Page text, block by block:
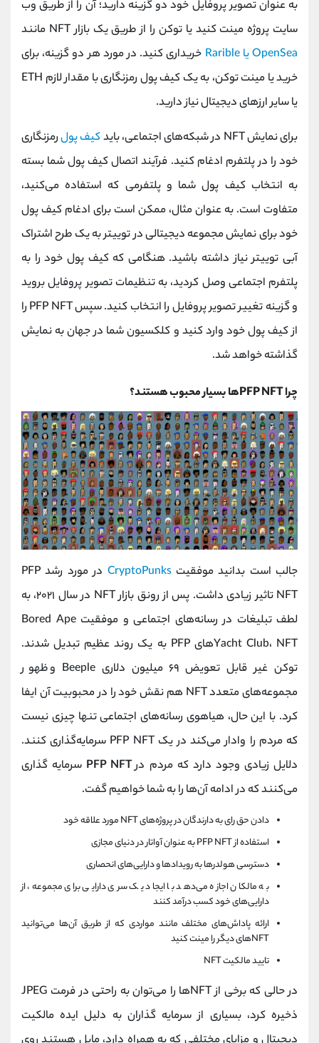
به عنوان تصویر پروفایل خود دو گزینه دارید؛ آن را از طریق وب
سایت پروژه مینت کنید یا توکن را از طریق یک بازار NFT مانند
OpenSea یا Rarible
خریداری کنید. در مورد هر دو گزینه، برای
خرید یا مینت توکن، به یک کیف پول رمزنگاری با مقدار لازم ETH
یا سایر ارزهای دیجیتال نیاز دارید.
برای نمایش NFT در شبکه‌های اجتماعی، باید
کیف پولرمزنگاری
خود را در پلتفرم ادغام کنید. فرآیند اتصال کیف پول شما بسته
به انتخاب کیف پول شما و پلتفرمی که استفاده می‌کنید،
متفاوت است. به عنوان مثال، ممکن است برای ادغام کیف پول
خود برای نمایش مجموعه دیجیتالی در توییتر به یک طرح اشتراک
آبی توییتر نیاز داشته باشید. هنگامی که کیف پول خود را به
پلتفرم اجتماعی وصل کردید، به تنظیمات تصویر پروفایل بروید
و گزینه تغییر تصویر پروفایل را انتخاب کنید. سپس PFP NFT را
از کیف پول خود وارد کنید و کلکسیون شما در جهان به نمایش
گذاشته خواهد شد.
چرا PFP NFTها بسیار محبوب هستند؟
جالب است بدانید موفقیتCryptoPunks
در مورد رشد PFP
NFT تاثیر زیادی داشت. پس از رونق بازار NFT در سال ۲۰۲۱، به
لطف تبلیغات در رسانه‌های اجتماعی و موفقیت Bored Ape
Yacht Club، NFTهای PFP به یک روند عظیم تبدیل شدند.
توکن غیر قابل تعویض ۶۹ میلیون دلاری Beeple و ظهور
مجموعه‌های متعدد NFT هم نقش خود را در محبوبیت آن ایفا
کرد. با این حال، هیاهوی رسانه‌های اجتماعی تنها چیزی نیست
که مردم را وادار می‌کند در یک PFP NFT سرمایه‌گذاری کنند.
دلایل زیادی وجود دارد که مردم درPFP NFT
سرمایه گذاری
می‌کنند که در ادامه آن‌ها را به شما خواهیم گفت.
دادن حق رای به دارندگان در پروژه‌های NFT مورد علاقه خود
استفاده از PFP NFT به عنوان آواتار در دنیای مجازی
دسترسی هولدرها به رویدادها و دارایی‌های انحصاری
به مالکان اجازه می‌دهد با ایجاد یک سری دارایی برای مجموعه، از
دارایی‌های خود کسب درآمد کنند
ارائه پاداش‌های مختلف مانند مواردی که از طریق آن‌ها می‌توانید
NFTهای دیگر را مینت کنید
تایید مالکیت NFT
در حالی که برخی از NFT‌ها را می‌توان به راحتی در فرمت JPEG
ذخیره کرد، بسیاری از سرمایه گذاران به دلیل ایده مالکیت